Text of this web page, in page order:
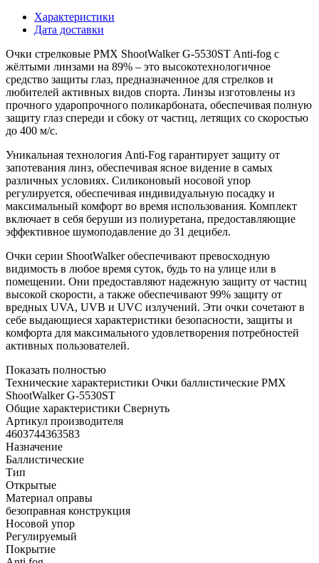
Характеристики
Дата доставки
Очки стрелковые PMX ShootWalker G-5530ST Anti-fog с
жёлтыми линзами на 89% – это высокотехнологичное
средство защиты глаз, предназначенное для стрелков и
любителей активных видов спорта. Линзы изготовлены из
прочного ударопрочного поликарбоната, обеспечивая полную
защиту глаз спереди и сбоку от частиц, летящих со скоростью
до 400 м/с.
Уникальная технология Anti-Fog гарантирует защиту от
запотевания линз, обеспечивая ясное видение в самых
различных условиях. Силиконовый носовой упор
регулируется, обеспечивая индивидуальную посадку и
максимальный комфорт во время использования. Комплект
включает в себя беруши из полиуретана, предоставляющие
эффективное шумоподавление до 31 децибел.
Очки серии ShootWalker обеспечивают превосходную
видимость в любое время суток, будь то на улице или в
помещении. Они предоставляют надежную защиту от частиц
высокой скорости, а также обеспечивают 99% защиту от
вредных UVA, UVB и UVC излучений. Эти очки сочетают в
себе выдающиеся характеристики безопасности, защиты и
комфорта для максимального удовлетворения потребностей
активных пользователей.
Показать полностью
Технические характеристики Очки баллистические PMX
ShootWalker G-5530ST
Общие характеристики Свернуть
Артикул производителя
4603744363583
Назначение
Баллистические
Тип
Открытые
Материал оправы
безоправная конструкция
Носовой упор
Регулируемый
Покрытие